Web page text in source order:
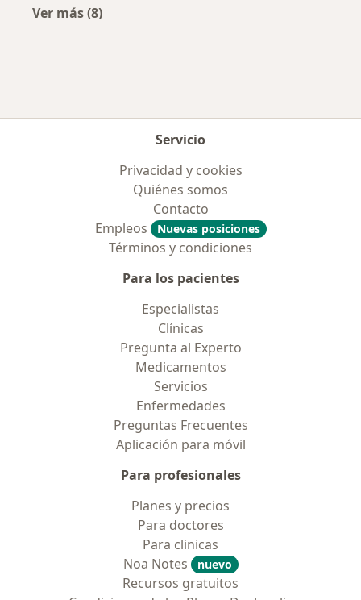
Ver más (8)
Servicio
Privacidad y cookies
Quiénes somos
Contacto
Empleos
Nuevas posiciones
Términos y condiciones
Para los pacientes
Especialistas
Clínicas
Pregunta al Experto
Medicamentos
Servicios
Enfermedades
Preguntas Frecuentes
Aplicación para móvil
Para profesionales
Planes y precios
Para doctores
Para clinicas
Noa Notes
nuevo
Recursos gratuitos